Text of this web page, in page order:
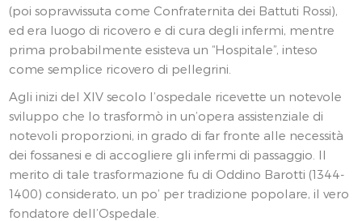
(poi sopravvissuta come Confraternita dei Battuti Rossi),
ed era luogo di ricovero e di cura degli infermi, mentre
prima probabilmente esisteva un “Hospitale”, inteso
come semplice ricovero di pellegrini.
Agli inizi del XIV secolo l’ospedale ricevette un notevole
sviluppo che lo trasformò in un’opera assistenziale di
notevoli proporzioni, in grado di far fronte alle necessità
dei fossanesi e di accogliere gli infermi di passaggio. Il
merito di tale trasformazione fu di Oddino Barotti (1344-
1400) considerato, un po’ per tradizione popolare, il vero
fondatore dell’Ospedale.